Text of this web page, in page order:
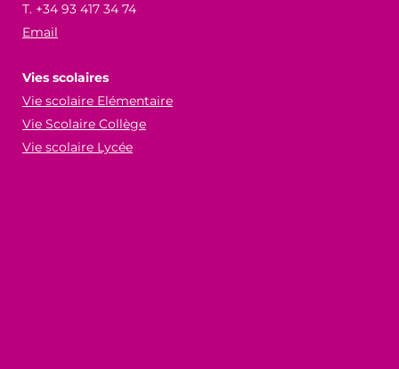
T. +34 93 417 34 74
Email
Vies scolaires
Vie scolaire Elémentaire
Vie Scolaire Collège
Vie scolaire Lycée